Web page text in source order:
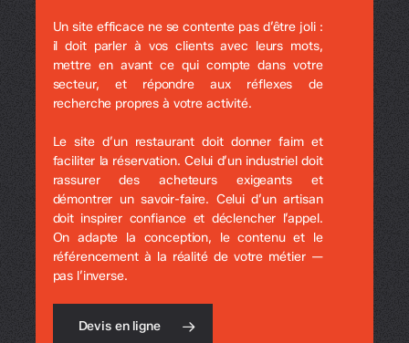
Un site efficace ne se contente pas d’être joli :
il doit parler à vos clients avec leurs mots,
mettre en avant ce qui compte dans votre
secteur, et répondre aux réflexes de
recherche propres à votre activité.
Le site d’un restaurant doit donner faim et
faciliter la réservation. Celui d’un industriel doit
rassurer des acheteurs exigeants et
démontrer un savoir-faire. Celui d’un artisan
doit inspirer confiance et déclencher l’appel.
On adapte la conception, le contenu et le
référencement à la réalité de votre métier —
pas l’inverse.
Devis en ligne